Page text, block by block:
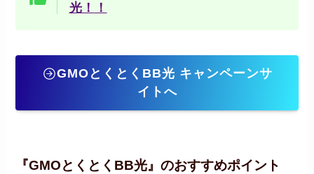
光！
！
GMOとくとくBB光 キャンペーンサ
イトへ
『GMOとくとくBB光』のおすすめポイント